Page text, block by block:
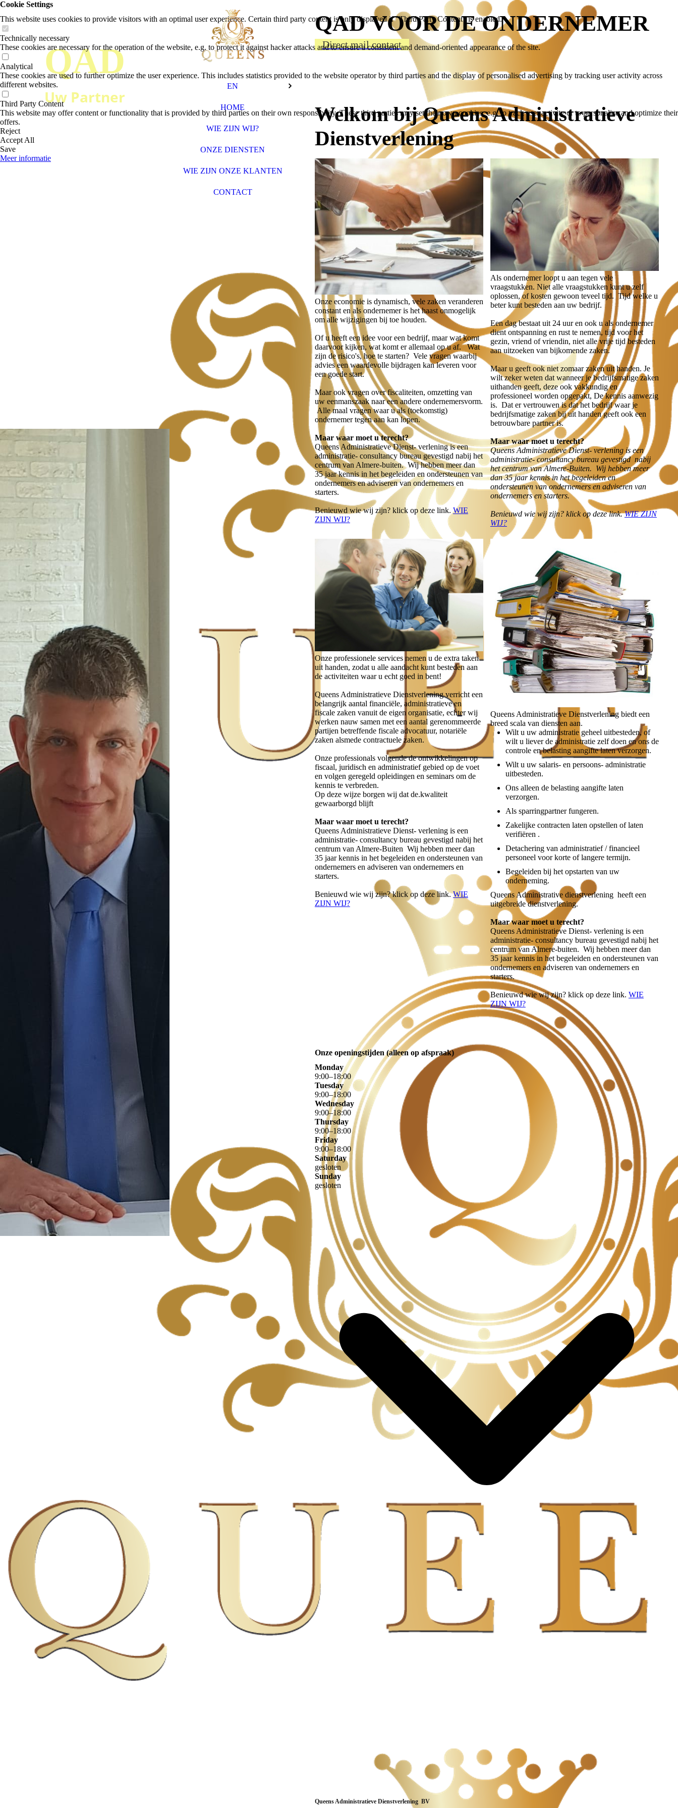
QAD
Uw Partner
EN
HOME
WIE ZIJN WIJ?
ONZE DIENSTEN
WIE ZIJN ONZE KLANTEN
CONTACT
QAD VOOR DE ONDERNEMER
Direct mail contact
Welkom bij Queens Administratieve
Dienstverlening
Onze economie is dynamisch, vele zaken veranderen
constant en als ondernemer is het haast onmogelijk
om alle wijzigingen bij toe houden.
Of u heeft een idee voor een bedrijf, maar wat komt
daarvoor kijken, wat komt er allemaal op u af. Wat
zijn de risico's, hoe te starten? Vele vragen waarbij
advies een waardevolle bijdragen kan leveren voor
een goede start.
Maar ook vragen over fiscaliteiten, omzetting van
uw eenmanszaak naar een andere ondernemersvorm.
Alle maal vragen waar u als (toekomstig)
ondernemer tegen aan kan lopen.
Maar waar moet u terecht?
Queens Administratieve Dienst- verlening is een
administratie- consultancy bureau gevestigd nabij het
centrum van Almere-buiten. Wij hebben meer dan
35 jaar kennis in het begeleiden en ondersteunen van
ondernemers en adviseren van ondernemers en
starters.
Benieuwd wie wij zijn? klick op deze link. WIE
ZIJN WIJ?
Als ondernemer loopt u aan tegen vele
vraagstukken. Niet alle vraagstukken kunt u zelf
oplossen, of kosten gewoon teveel tijd. Tijd welke u
beter kunt besteden aan uw bedrijf.
Een dag bestaat uit 24 uur en ook u als ondernemer
dient ontspanning en rust te nemen, tijd voor het
gezin, vriend of vriendin, niet alle vrije tijd besteden
aan uitzoeken van bijkomende zaken.
Maar u geeft ook niet zomaar zaken uit handen. Je
wilt zeker weten dat wanneer je bedrijfsmatige zaken
uithanden geeft, deze ook vakkundig en
professioneel worden opgepakt, De kennis aanwezig
is. Dat er vertrouwen is dat het bedrijf waar je
bedrijfsmatige zaken bij uit handen geeft ook een
betrouwbare partner is.
Maar waar moet u terecht?
Queens Administratieve Dienst- verlening is een
administratie- consultancy bureau gevestigd nabij
het centrum van Almere-Buiten. Wij hebben meer
dan 35 jaar kennis in het begeleiden en
ondersteunen van ondernemers en adviseren van
ondernemers en starters.
Benieuwd wie wij zijn? klick op deze link.WIE ZIJN
WIJ?
Onze professionele services nemen u de extra taken
uit handen, zodat u alle aandacht kunt besteden aan
de activiteiten waar u echt goed in bent!
Queens Administratieve Dienstverlening verricht een
belangrijk aantal financiële, administratieve en
fiscale zaken vanuit de eigen organisatie, echter wij
werken nauw samen met een aantal gerenommeerde
partijen betreffende fiscale advocatuur, notariële
zaken alsmede contractuele zaken.
Onze professionals volgende de ontwikkelingen op
fiscaal, juridisch en administratief gebied op de voet
en volgen geregeld opleidingen en seminars om de
kennis te verbreden.
Op deze wijze borgen wij dat de.kwaliteit
gewaarborgd blijft
Maar waar moet u terecht?
Queens Administratieve Dienst- verlening is een
administratie- consultancy bureau gevestigd nabij het
centrum van Almere-Buiten Wij hebben meer dan
35 jaar kennis in het begeleiden en ondersteunen van
ondernemers en adviseren van ondernemers en
starters.
Benieuwd wie wij zijn? klick op deze link.WIE
ZIJN WIJ?
Queens Administratieve Dienstverlening biedt een
breed scala van diensten aan.
Wilt u uw administratie geheel uitbesteden, of
wilt u liever de administratie zelf doen en ons de
controle en belasting aangifte laten verzorgen.
Wilt u uw salaris- en persoons- administratie
uitbesteden.
Ons alleen de belasting aangifte laten
verzorgen.
Als sparringpartner fungeren.
Zakelijke contracten laten opstellen of laten
verifiëren .
Detachering van administratief / financieel
personeel voor korte of langere termijn.
Begeleiden bij het opstarten van uw
onderneming.
Queens Administrative dienstverlening heeft een
uitgebreide dienstverlening.
Maar waar moet u terecht?
Queens Administratieve Dienst- verlening is een
administratie- consultancy bureau gevestigd nabij het
centrum van Almere-buiten. Wij hebben meer dan
35 jaar kennis in het begeleiden en ondersteunen van
ondernemers en adviseren van ondernemers en
starters.
Benieuwd wie wij zijn? klick op deze link. WIE
ZIJN WIJ?
Onze openingstijden (alleen op afspraak)
Monday
9:00–18:00
Tuesday
9:00–18:00
Wednesday
9:00–18:00
Thursday
9:00–18:00
Friday
9:00–18:00
Saturday
gesloten
Sunday
gesloten
Queens Administratieve Dienstverlening BV
Cookie Settings
This website uses cookies to provide visitors with an optimal user experience. Certain third party content is only displayed if "Third Party Content" is enabled.
Technically necessary
These cookies are necessary for the operation of the website, e.g. to protect it against hacker attacks and to ensure a consistent and demand-oriented appearance of the site.
Analytical
These cookies are used to further optimize the user experience. This includes statistics provided to the website operator by third parties and the display of personalised advertising by tracking user activity across
different websites.
Third Party Content
This website may offer content or functionality that is provided by third parties on their own responsibility. These third parties may set their own cookies, e.g. to track user activity or to personalize and optimize their
offers.
Reject
Accept All
Save
Meer informatie